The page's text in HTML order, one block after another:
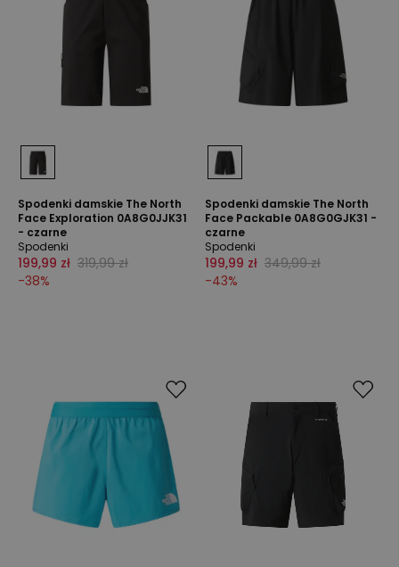
Spodenki damskie The North
Face Exploration 0A8G0JJK31
- czarne
Spodenki
199,99 zł 319,99 zł
-38%
Spodenki damskie The North
Face Packable 0A8G0GJK31 -
czarne
Spodenki
199,99 zł 349,99 zł
-43%